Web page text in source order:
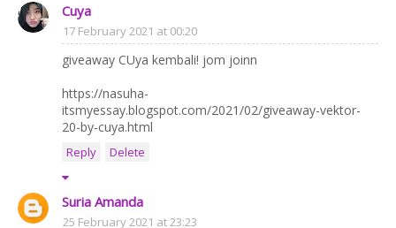
Cuya
17 February 2021 at 00:20
giveaway CUya kembali! jom joinn
https://nasuha-
itsmyessay.blogspot.com/2021/02/giveaway-vektor-
20-by-cuya.html
Reply Delete
Suria Amanda
25 February 2021 at 23:23